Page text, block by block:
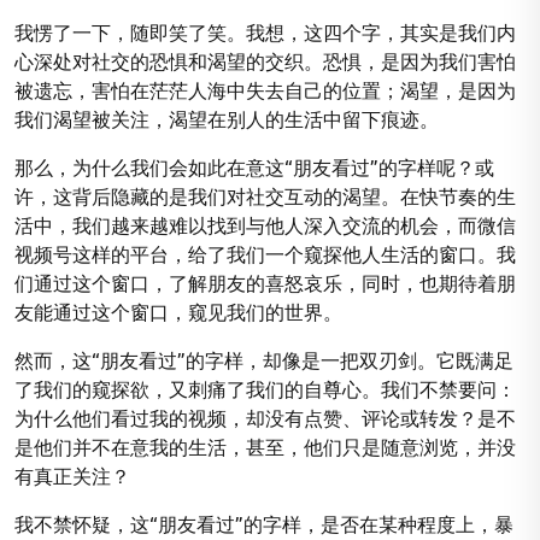
我愣了一下，随即笑了笑。我想，这四个字，其实是我们内
心深处对社交的恐惧和渴望的交织。恐惧，是因为我们害怕
被遗忘，害怕在茫茫人海中失去自己的位置；渴望，是因为
我们渴望被关注，渴望在别人的生活中留下痕迹。
那么，为什么我们会如此在意这“朋友看过”的字样呢？或
许，这背后隐藏的是我们对社交互动的渴望。在快节奏的生
活中，我们越来越难以找到与他人深入交流的机会，而微信
视频号这样的平台，给了我们一个窥探他人生活的窗口。我
们通过这个窗口，了解朋友的喜怒哀乐，同时，也期待着朋
友能通过这个窗口，窥见我们的世界。
然而，这“朋友看过”的字样，却像是一把双刃剑。它既满足
了我们的窥探欲，又刺痛了我们的自尊心。我们不禁要问：
为什么他们看过我的视频，却没有点赞、评论或转发？是不
是他们并不在意我的生活，甚至，他们只是随意浏览，并没
有真正关注？
我不禁怀疑，这“朋友看过”的字样，是否在某种程度上，暴